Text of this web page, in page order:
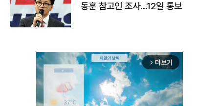
동훈 참고인 조사...12일 통보
arrow_forward_ios 더보기